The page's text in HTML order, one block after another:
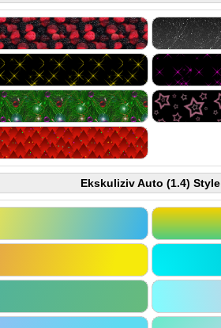
Ekskuliziv Auto (1.4) Style